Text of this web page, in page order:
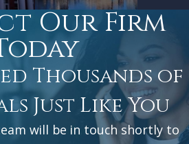
Our Firm
Thousands of
Just Like You
will be in touch shortly to